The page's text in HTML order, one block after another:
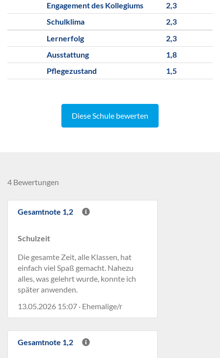
Engagement des Kollegiums
2,3
Schulklima
2,3
Lernerfolg
2,3
Ausstattung
1,8
Pflegezustand
1,5
Diese Schule bewerten
4 Bewertungen
Gesamtnote 1,2
Schulzeit
Die gesamte Zeit, alle Klassen, hat
einfach viel Spaß gemacht. Nahezu
alles, was gelehrt wurde, konnte ich
später anwenden.
13.05.2026 15:07 · Ehemalige/r
Gesamtnote 1,2